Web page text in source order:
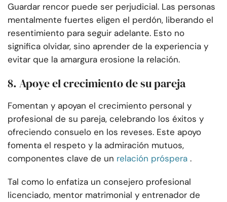
Guardar rencor puede ser perjudicial. Las personas
mentalmente fuertes eligen el perdón, liberando el
resentimiento para seguir adelante. Esto no
significa olvidar, sino aprender de la experiencia y
evitar que la amargura erosione la relación.
8. Apoye el crecimiento de su pareja
Fomentan y apoyan el crecimiento personal y
profesional de su pareja, celebrando los éxitos y
ofreciendo consuelo en los reveses. Este apoyo
fomenta el respeto y la admiración mutuos,
componentes clave de un relación próspera .
Tal como lo enfatiza un consejero profesional
licenciado, mentor matrimonial y entrenador de